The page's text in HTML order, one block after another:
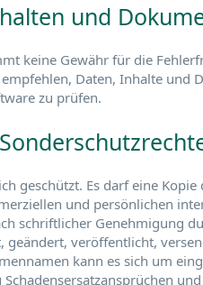
und
keine Gewähr für die
Daten, Inhalte und
zu prüfen.
geschützt. Es darf eine
und persönlichen
schriftlicher Genehmigung
veröffentlicht,
kann es sich um